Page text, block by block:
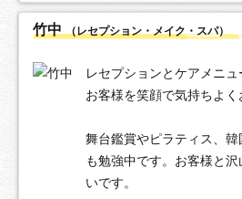
竹中 （レセプション・メイク・スパ）
レセプションとケアメニュ
お客様を笑顔で気持ちよく
舞台鑑賞やピラティス、
も勉強中です。お客様と
いです。